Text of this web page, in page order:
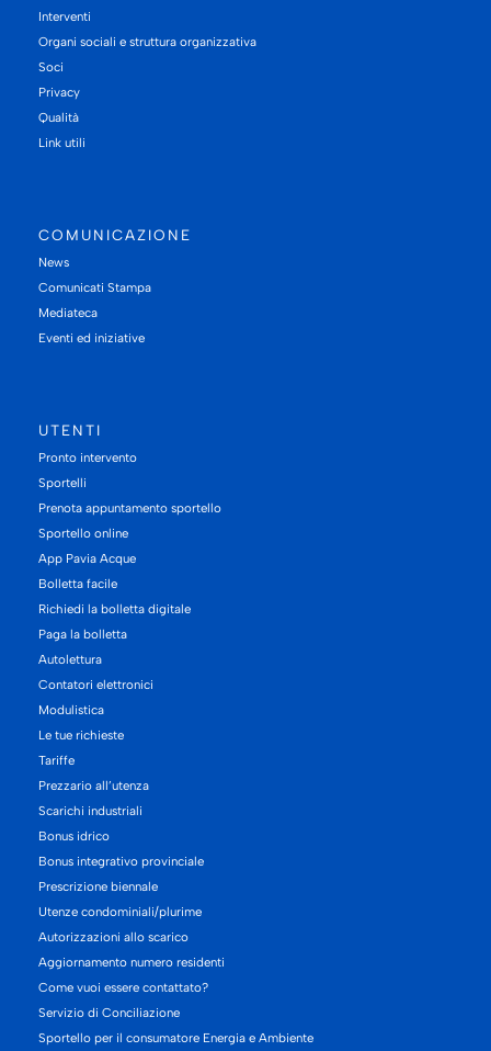
Interventi
Organi sociali e struttura organizzativa
Soci
Privacy
Qualità
Link utili
COMUNICAZIONE
News
Comunicati Stampa
Mediateca
Eventi ed iniziative
UTENTI
Pronto intervento
Sportelli
Prenota appuntamento sportello
Sportello online
App Pavia Acque
Bolletta facile
Richiedi la bolletta digitale
Paga la bolletta
Autolettura
Contatori elettronici
Modulistica
Le tue richieste
Tariffe
Prezzario all’utenza
Scarichi industriali
Bonus idrico
Bonus integrativo provinciale
Prescrizione biennale
Utenze condominiali/plurime
Autorizzazioni allo scarico
Aggiornamento numero residenti
Come vuoi essere contattato?
Servizio di Conciliazione
Sportello per il consumatore Energia e Ambiente